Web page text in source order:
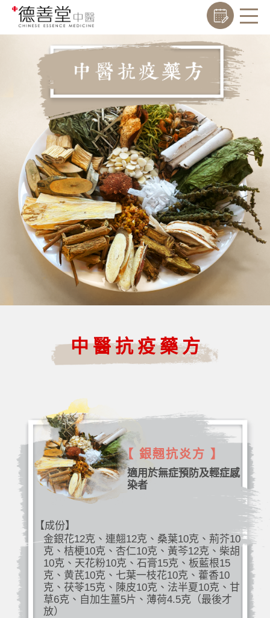
中醫抗疫藥方
【 銀翹抗炎方 】
適用於無症預防及輕症感
染者
【成份】
金銀花12克、連翹12克、桑葉10克、荊芥10
克、桔梗10克、杏仁10克、黃芩12克、柴胡
10克、天花粉10克、石膏15克、板藍根15
克、黄芪10克、七葉一枝花10克、藿香10
克、茯苓15克、陳皮10克、法半夏10克、甘
草6克、自加生薑5片、薄荷4.5克（最後才
放）